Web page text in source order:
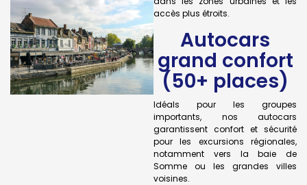
accès plus étroits.
Autocars
grand confort
(50+ places)
Idéals pour les groupes
importants, nos autocars
garantissent confort et sécurité
pour les excursions régionales,
notamment vers la baie de
Somme ou les grandes villes
voisines.